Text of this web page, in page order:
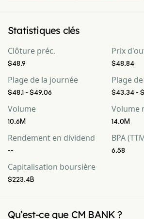
Statistiques clés
Clôture préc.
$48.9
Prix
$48.84
Plage de la journée
$48.1 - $49.06
Plage
$43.34 -
Volume
10.6M
Volume
14.0M
Rendement en dividend
--
BPA
6.58
Capitalisation boursière
$223.4B
Qu’est-ce que CM BANK ?